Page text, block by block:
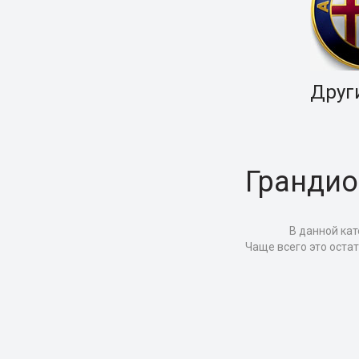
В данной
Чаще всего это